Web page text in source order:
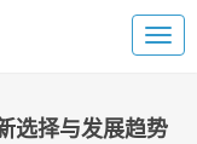
选择与发展趋势